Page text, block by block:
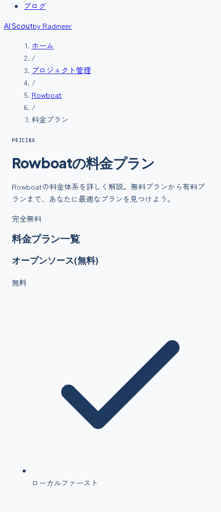
ブログ
AI Scoutby Radineer
ホーム
/
プロジェクト管理
/
Rowboat
/
料金プラン
PRICING
Rowboatの料金プラン
Rowboatの料金体系を詳しく解説。無料プランから有料プ
ランまで、あなたに最適なプランを見つけよう。
完全無料
料金プラン一覧
オープンソース(無料)
無料
ローカルファースト